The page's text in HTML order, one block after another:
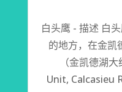
白头鹰 - 描述 白
的地方，在金凯
（金凯德湖
Unit, Calcasieu